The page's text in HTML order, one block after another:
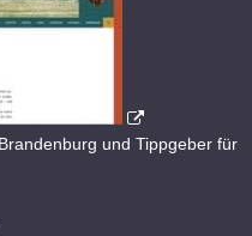
und Tippgeber für